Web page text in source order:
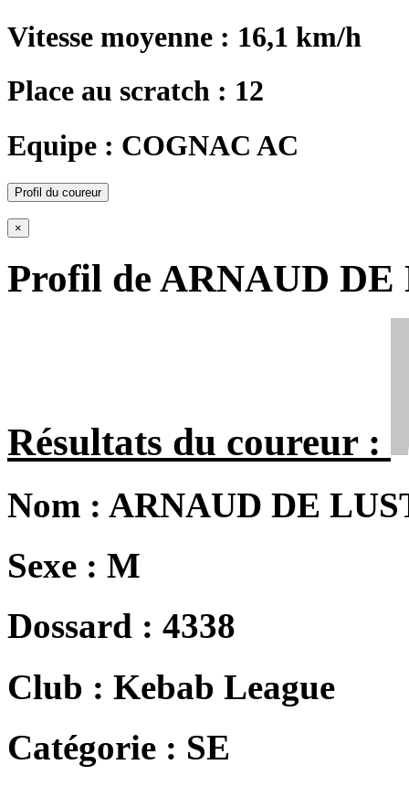
Vitesse moyenne : 16,1 km/h
Place au scratch : 12
Equipe : COGNAC AC
Profil du coureur
×
Profil de ARNAUD
Résultats du coureur :
Nom : ARNAUD DE
Sexe : M
Dossard : 4338
Club : Kebab League
Catégorie : SE